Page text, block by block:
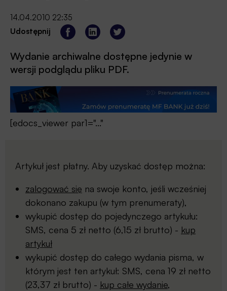
14.04.2010 22:35
Udostępnij
Wydanie archiwalne dostępne jedynie w
wersji podglądu pliku PDF.
[edocs_viewer par1="..."
Artykuł jest płatny. Aby uzyskać dostęp można:
zalogować się na swoje konto, jeśli wcześniej
dokonano zakupu (w tym prenumeraty),
wykupić dostęp do pojedynczego artykułu:
SMS, cena 5 zł netto (6,15 zł brutto) - kup
artykuł
wykupić dostęp do całego wydania pisma, w
którym jest ten artykuł: SMS, cena 19 zł netto
(23,37 zł brutto) - kup całe wydanie,